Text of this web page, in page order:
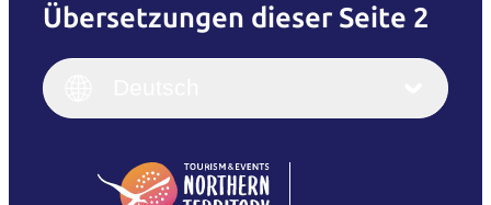
Übersetzungen dieser Seite 2
English
(Singapore)
Italiano